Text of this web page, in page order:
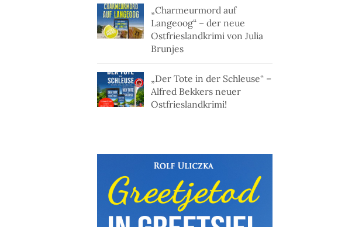
„Charmeurmord auf
Langeoog“ – der neue
Ostfrieslandkrimi von Julia
Brunjes
„Der Tote in der Schleuse“ –
Alfred Bekkers neuer
Ostfrieslandkrimi!